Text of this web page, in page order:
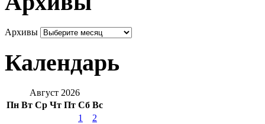
Архивы
Календарь
Август 2026
Пн Вт Ср Чт Пт Сб Вс
1
2